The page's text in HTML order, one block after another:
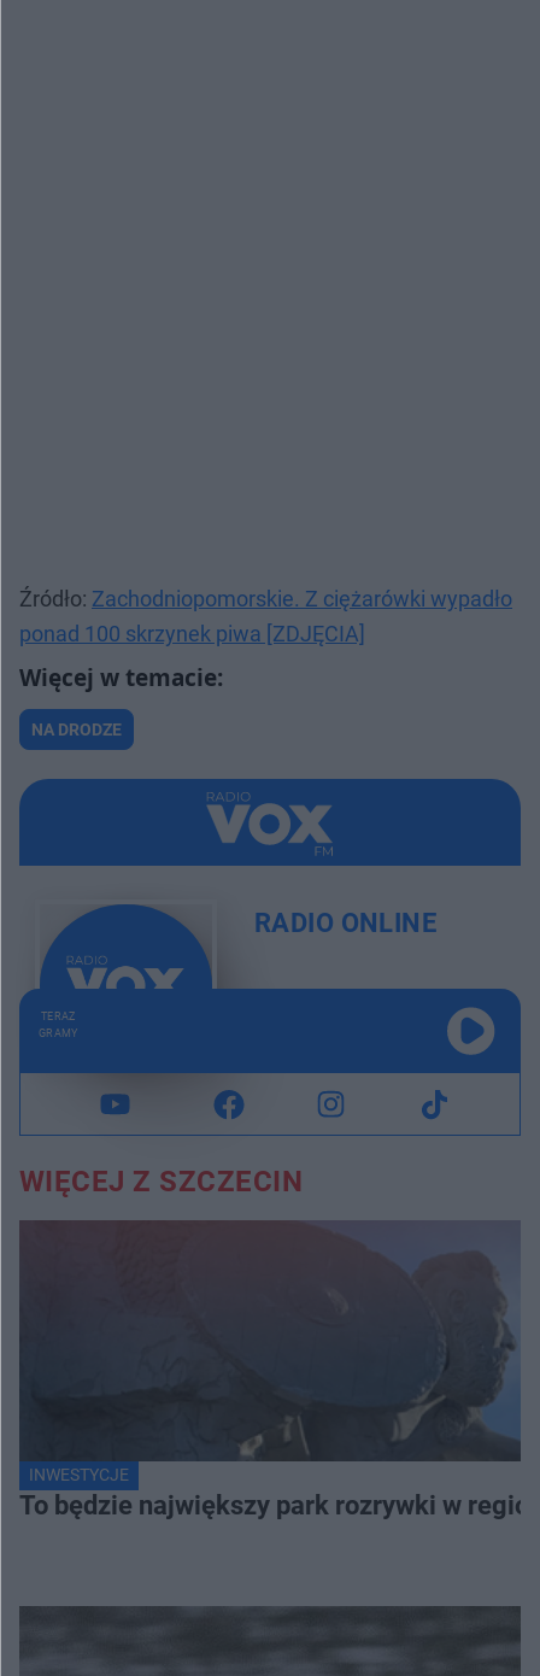
Źródło: Zachodniopomorskie. Z ciężarówki wypadło
ponad 100 skrzynek piwa [ZDJĘCIA]
NA DRODZE
RADIO ONLINE
TERAZ
GRAMY
WIĘCEJ Z SZCZECIN
INWESTYCJE
To będzie największy park rozrywki w